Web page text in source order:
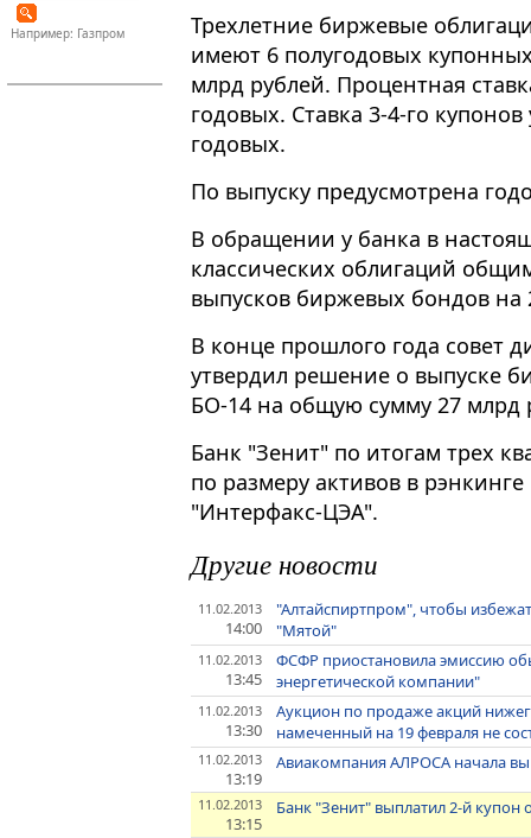
Например: Газпром
Трехлетние биржевые
имеют 6 полугодовых
млрд рублей. Процентная
годовых. Ставка 3-4-го
годовых.
По выпуску предусмотрена
В обращении у банка в
классических облигаций
выпусков биржевых бондов на
В конце прошлого года совет
утвердил решение о выпуске
БО-14 на общую сумму 27 млрд
Банк "Зенит" по итогам трех
по размеру активов в
"Интерфакс-ЦЭА".
Другие новости
11.02.2013
14:00
"Алтайспиртпром", чтобы
"Мятой"
11.02.2013
13:45
ФСФР приостановила эмиссию
энергетической компании"
11.02.2013
13:30
Аукцион по продаже акций
намеченный на 19 февраля не
11.02.2013
13:19
Авиакомпания АЛРОСА начала
11.02.2013
13:15
Банк "Зенит" выплатил 2-й купон